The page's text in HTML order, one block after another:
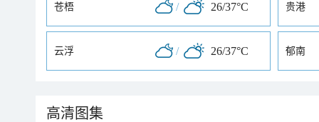
苍梧 / 26/37°C 贵港
云浮 / 26/37°C 郁南
高清图集